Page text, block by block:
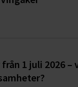
1 juli 2026 –